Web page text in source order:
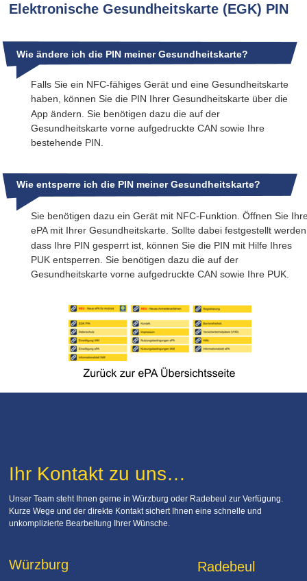
Elektronische Gesundheitskarte (EGK) PIN
Wie ändere ich die PIN meiner Gesundheitskarte?
Falls Sie ein NFC-fähiges Gerät und eine Gesundheitskarte
haben, können Sie die PIN Ihrer Gesundheitskarte über die
App ändern. Sie benötigen dazu die auf der
Gesundheitskarte vorne aufgedruckte CAN sowie Ihre
bestehende PIN.
Wie entsperre ich die PIN meiner Gesundheitskarte?
Sie benötigen dazu ein Gerät mit NFC-Funktion. Öffnen Sie
ePA mit Ihrer Gesundheitskarte. Sollte dabei festgestellt
dass Ihre PIN gesperrt ist, können Sie die PIN mit Hilfe Ihres
PUK entsperren. Sie benötigen dazu die auf der
Gesundheitskarte vorne aufgedruckte CAN sowie Ihre PUK.
Würzburg Radebeul
Ihr Kontakt zu uns…
Unser Team steht Ihnen gerne in Würzburg oder Radebeul zur Verfügung.
Kurze Wege und der direkte Kontakt sichert Ihnen eine schnelle und
unkomplizierte Bearbeitung Ihrer Wünsche.